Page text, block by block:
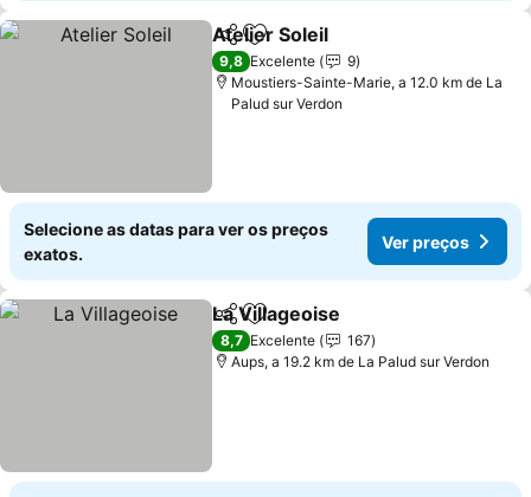
PartilharAdicionar aos favoritos
Atelier Soleil
9,8 Excelente
9
Moustiers-Sainte-Marie, a 12.0 km de La
Palud sur Verdon
Selecione as datas para ver os preços
exatos.
Ver preços
PartilharAdicionar aos favoritos
La Villageoise
8,7 Excelente
167
Aups, a 19.2 km de La Palud sur Verdon